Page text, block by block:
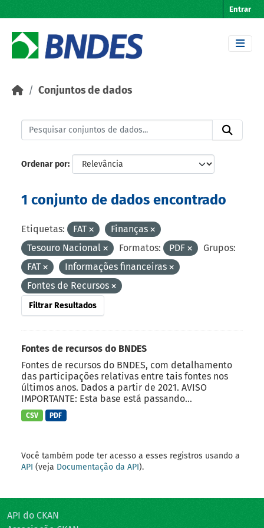
Entrar
Conjuntos de dados
Ordenar por
1 conjunto de dados encontrado
Etiquetas: FAT
Finanças
Tesouro Nacional
Formatos: PDF
Grupos:
FAT
Informações financeiras
Fontes de Recursos
Filtrar Resultados
Fontes de recursos do BNDES
Fontes de recursos do BNDES, com detalhamento
das participações relativas entre tais fontes nos
últimos anos. Dados a partir de 2021. AVISO
IMPORTANTE: Esta base está passando...
CSV PDF
Você também pode ter acesso a esses registros usando a
API (veja Documentação da API).
API do CKAN